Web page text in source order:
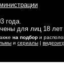
года.
для лиц 18
на подбор и
и сериалы |